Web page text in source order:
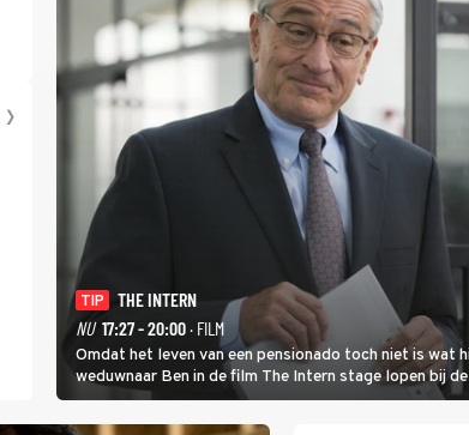
TIP
THE INTERN
NU 17:27 - 20:00· FILM
Omdat het leven van een pensionado toch niet is wat
weduwnaar Ben in de film The Intern stage lopen bij
gouden zet blijkt te zijn.